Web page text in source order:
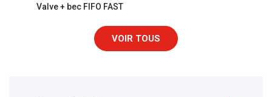
Valve + bec FIFO FAST
VOIR TOUS